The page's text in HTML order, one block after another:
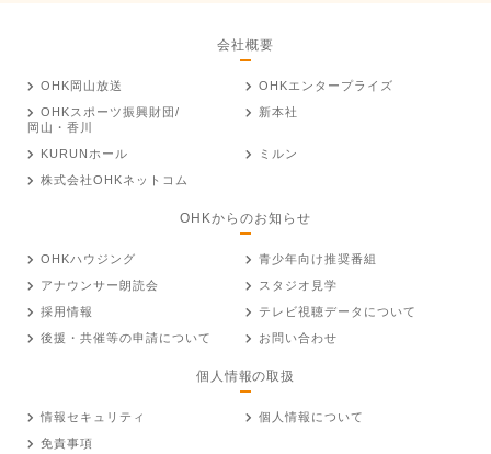
会社概要
OHK岡山放送
OHKエンタープライズ
OHKスポーツ振興財団/
岡山・香川
新本社
KURUNホール
ミルン
株式会社OHKネットコム
OHKからのお知らせ
OHKハウジング
青少年向け推奨番組
アナウンサー朗読会
スタジオ見学
採用情報
テレビ視聴データについて
後援・共催等の申請について
お問い合わせ
個人情報の取扱
情報セキュリティ
個人情報について
免責事項